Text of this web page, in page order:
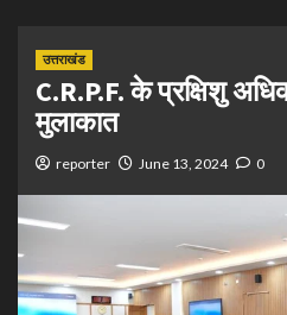
उत्तराखंड
C.R.P.F. के प्रक्षिशु
मुलाकात
reporter June 13, 2024 0